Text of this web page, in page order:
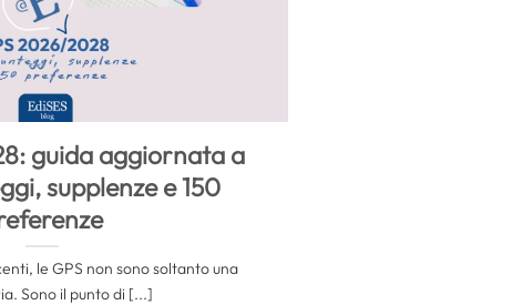
guida aggiornata a
supplenze e 150
le GPS non sono soltanto una
Sono il punto di [...]